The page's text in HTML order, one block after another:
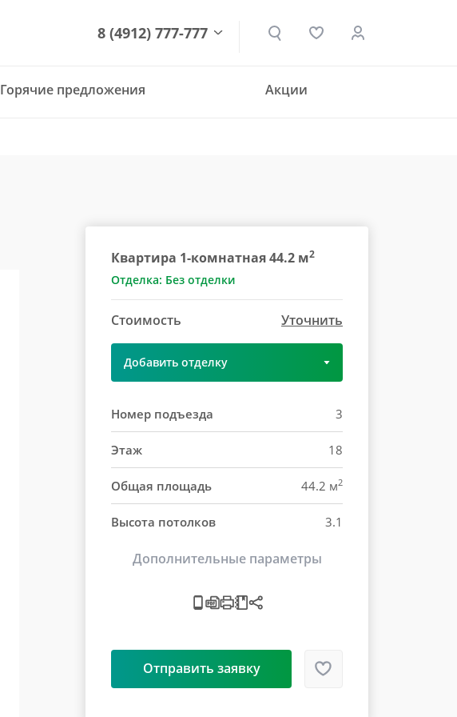
8 (4912) 777-777
Горячие предложения Акции
Квартира 1-комнатная 44.2 м2
Отделка: Без отделки
Стоимость Уточнить
Добавить отделку
Номер подъезда 3
Этаж 18
Общая площадь 44.2 м2
Высота потолков 3.1
Дополнительные параметры
Отправить заявку